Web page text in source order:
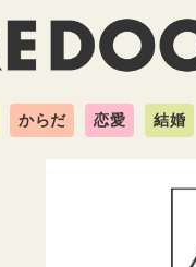
からだ 恋愛 結婚